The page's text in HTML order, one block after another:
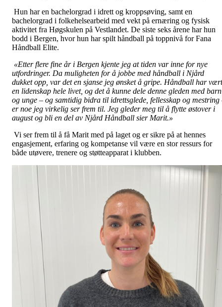
Hun har en bachelorgrad i idrett og kroppsøving, samt en
bachelorgrad i folkehelsearbeid med vekt på ernæring og fysisk
aktivitet fra Høgskulen på Vestlandet. De siste seks årene har hun
bodd i Bergen, hvor hun har spilt håndball på toppnivå for Fana
Håndball Elite.
«Etter flere fine år i Bergen kjente jeg at tiden var inne for nye
utfordringer. Da muligheten for å jobbe med håndball i Njård
dukket opp, var det en sjanse jeg ønsket å gripe. Håndball har vært
en lidenskap hele livet, og det å kunne dele denne gleden med barn
og unge – og samtidig bidra til idrettsglede, fellesskap og mestring
er noe jeg virkelig ser frem til. Jeg gleder meg til å flytte østover i
august og bli en del av Njård Håndball sier Marit.»
Vi ser frem til å få Marit med på laget og er sikre på at hennes
engasjement, erfaring og kompetanse vil være en stor ressurs for
både utøvere, trenere og støtteapparat i klubben.